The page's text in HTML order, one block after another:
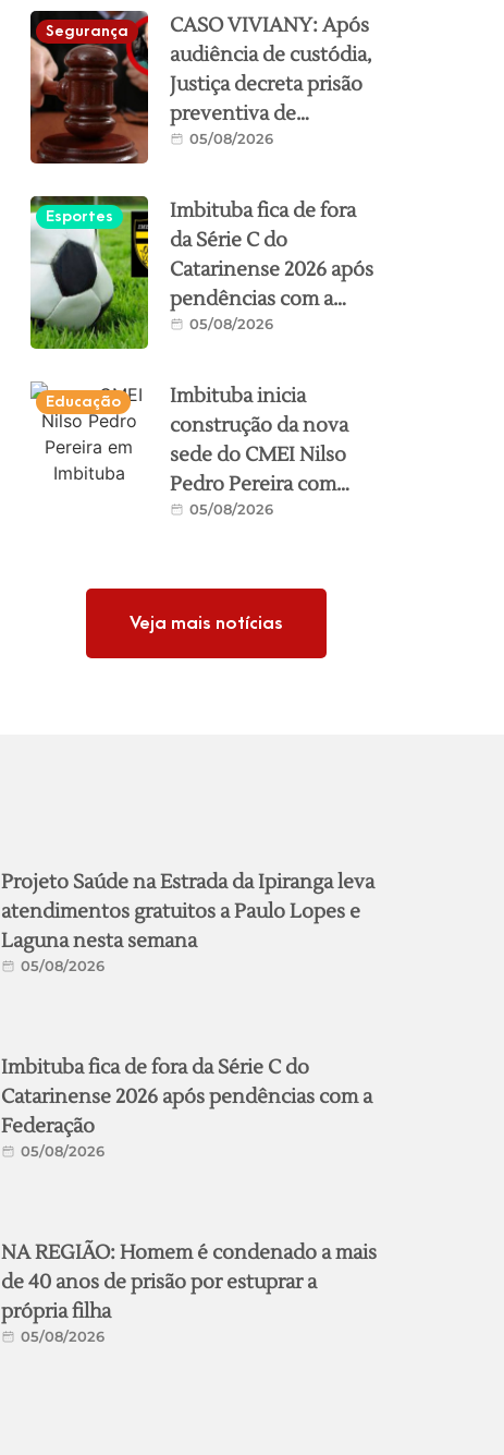
Segurança
CASO VIVIANY: Após
audiência de custódia,
Justiça decreta prisão
preventiva de
suspeito de
Imbituba
05/08/2026
Esportes
Imbituba fica de fora
da Série C do
Catarinense 2026 após
pendências com a
Federação
05/08/2026
Educação
Imbituba inicia
construção da nova
sede do CMEI Nilso
Pedro Pereira com
investimento de R$
05/08/2026
Veja mais notícias
Projeto Saúde na Estrada da Ipiranga leva
atendimentos gratuitos a Paulo Lopes e
Laguna nesta semana
05/08/2026
Imbituba fica de fora da Série C do
Catarinense 2026 após pendências com a
Federação
05/08/2026
NA REGIÃO: Homem é condenado a mais
de 40 anos de prisão por estuprar a
própria filha
05/08/2026